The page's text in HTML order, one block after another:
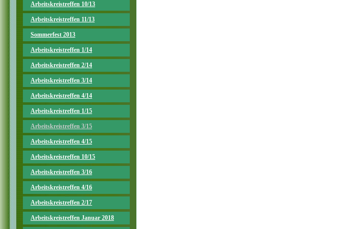
Arbeitskreistreffen 10/13
Arbeitskreistreffen 11/13
Sommerfest 2013
Arbeitskreistreffen 1/14
Arbeitskreistreffen 2/14
Arbeitskreistreffen 3/14
Arbeitskreistreffen 4/14
Arbeitskreistreffen 1/15
Arbeitskreistreffen 3/15
Arbeitskreistreffen 4/15
Arbeitskreistreffen 10/15
Arbeitskreistreffen 3/16
Arbeitskreistreffen 4/16
Arbeitskreistreffen 2/17
Arbeitskreistreffen Januar 2018